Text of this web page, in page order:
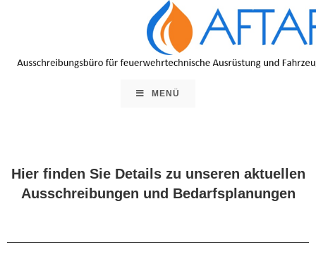
MENÜ
Hier finden Sie Details zu unseren aktuellen
Ausschreibungen und Bedarfsplanungen